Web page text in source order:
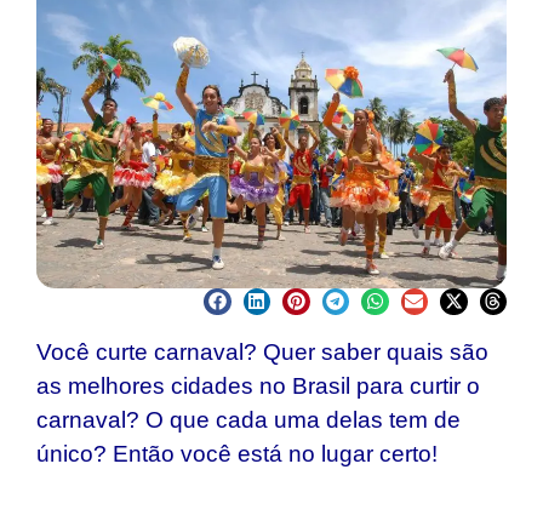
Você curte carnaval? Quer saber quais são
as melhores cidades no Brasil para curtir o
carnaval? O que cada uma delas tem de
único? Então você está no lugar certo!